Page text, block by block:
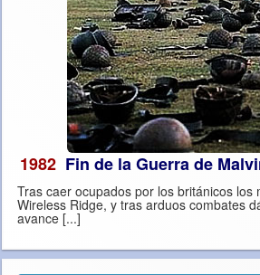
1982 Fin de la Guerra de
Tras caer ocupados por los británicos los
Wireless Ridge, y tras arduos combates
avance [...]